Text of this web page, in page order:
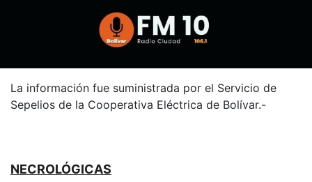
La información fue suministrada por el Servicio de
Sepelios de la Cooperativa Eléctrica de Bolívar.-
NECROLÓGICAS